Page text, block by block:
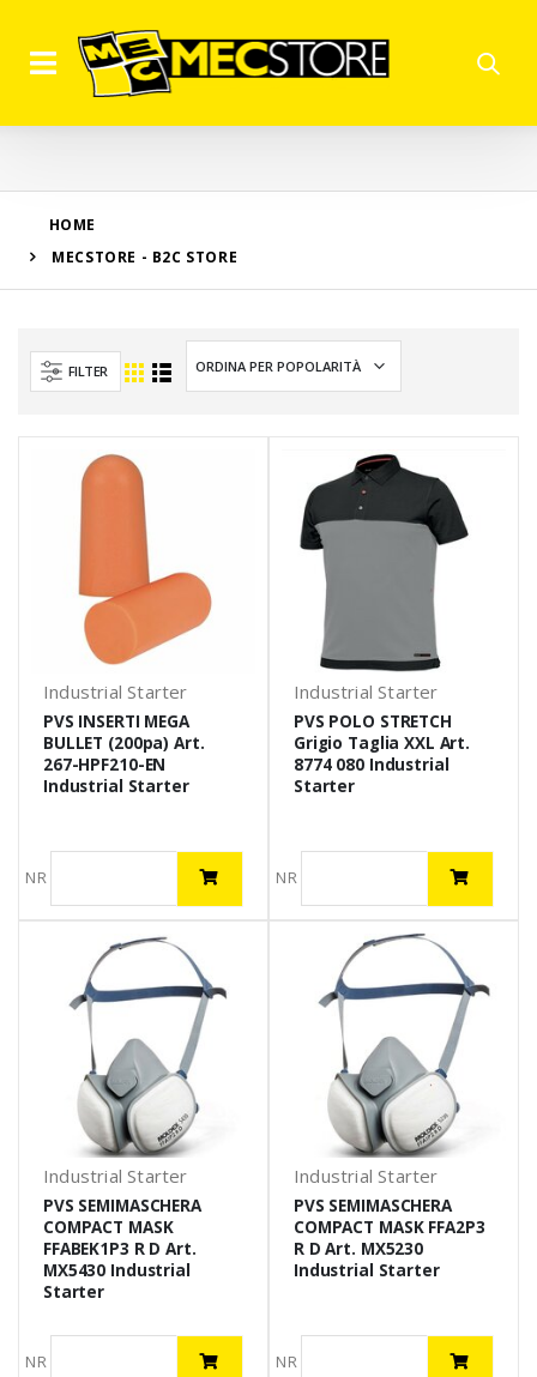
HOME
MECSTORE - B2C STORE
FILTER
Industrial Starter
PVS INSERTI MEGA
BULLET (200pa) Art.
267-HPF210-EN
Industrial Starter
NR
Industrial Starter
PVS POLO STRETCH
Grigio Taglia XXL Art.
8774 080 Industrial
Starter
NR
Industrial Starter
PVS SEMIMASCHERA
COMPACT MASK
FFABEK1P3 R D Art.
MX5430 Industrial
Starter
NR
Industrial Starter
PVS SEMIMASCHERA
COMPACT MASK FFA2P3
R D Art. MX5230
Industrial Starter
NR